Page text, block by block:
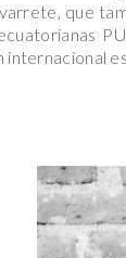
que
internacional